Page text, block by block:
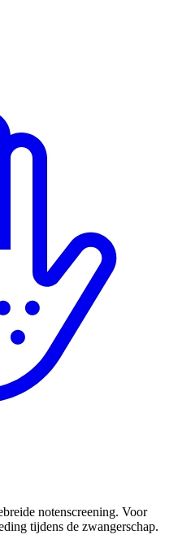
notenscreening. Voor
tijdens de zwangerschap.